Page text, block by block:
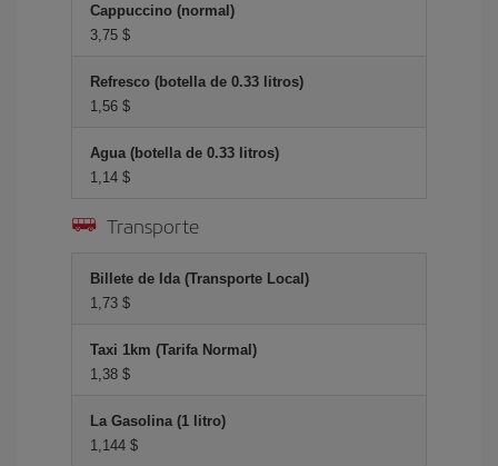
Cappuccino (normal)
3,75 $
Refresco (botella de 0.33 litros)
1,56 $
Agua (botella de 0.33 litros)
1,14 $
Transporte
Billete de Ida (Transporte Local)
1,73 $
Taxi 1km (Tarifa Normal)
1,38 $
La Gasolina (1 litro)
1,144 $